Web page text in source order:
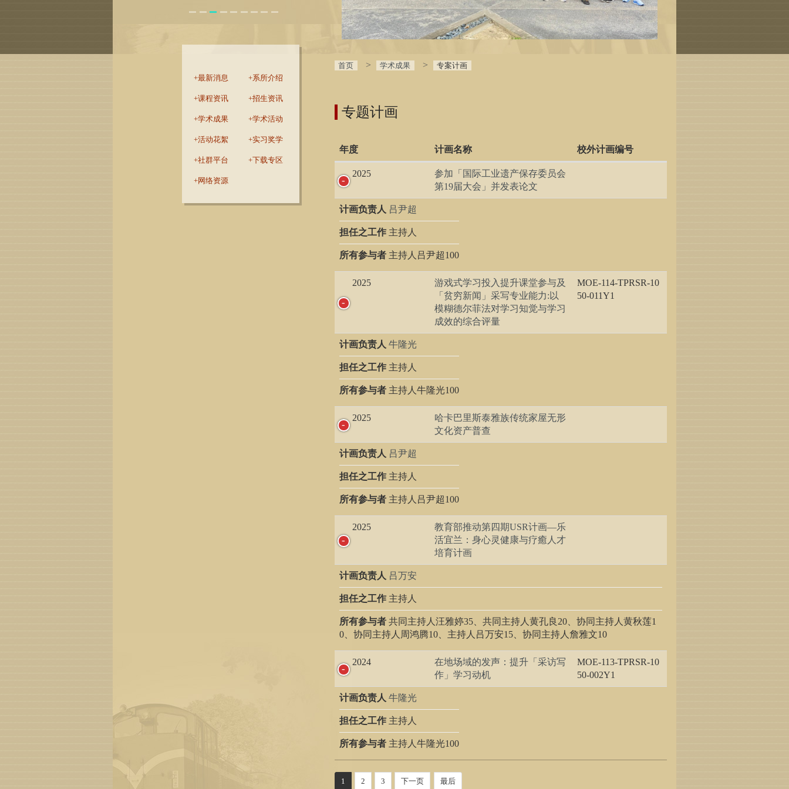
最新消息 系所介绍
课程资讯 招生资讯
学术成果 学术活动
活动花絮 实习奖学
社群平台 下载专区
网络资源
首页 学术成果 专案计画
专题计画
年度 计画名称 校外计画编号
2025
参加「国际工业遗产保存委员会
第19届大会」并发表论文
计画负责人 吕尹超
担任之工作 主持人
所有参与者 主持人吕尹超100
2025
游戏式学习投入提升课堂参与及
「贫穷新闻」采写专业能力:以
模糊德尔菲法对学习知觉与学习
成效的综合评量
MOE-114-TPRSR-10
50-011Y1
计画负责人 牛隆光
担任之工作 主持人
所有参与者 主持人牛隆光100
2025
哈卡巴里斯泰雅族传统家屋无形
文化资产普查
计画负责人 吕尹超
担任之工作 主持人
所有参与者 主持人吕尹超100
2025
教育部推动第四期USR计画—乐
活宜兰：身心灵健康与疗癒人才
培育计画
计画负责人 吕万安
担任之工作 主持人
所有参与者 共同主持人汪雅婷35、共同主持人黄孔良20、协同主持人黄秋莲1
0、协同主持人周鸿腾10、主持人吕万安15、协同主持人詹雅文10
2024
在地场域的发声：提升「采访写
作」学习动机
MOE-113-TPRSR-10
50-002Y1
计画负责人 牛隆光
担任之工作 主持人
所有参与者 主持人牛隆光100
1 2 3 下一页 最后